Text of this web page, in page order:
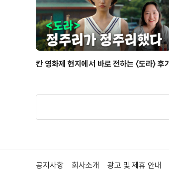
칸 영화제 현지에서 바로 전하는 〈도라〉 후기
공지사항 회사소개 광고 및 제휴 안내